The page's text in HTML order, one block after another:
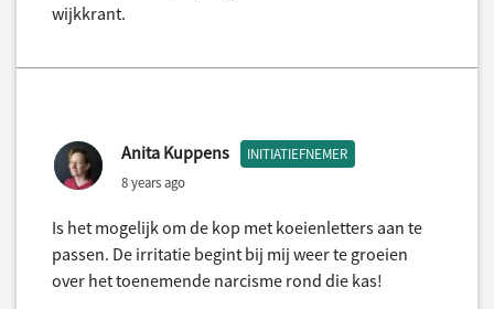
wijkkrant.
Anita Kuppens INITIATIEFNEMER
8 years ago
Is het mogelijk om de kop met koeienletters aan te
passen. De irritatie begint bij mij weer te groeien
over het toenemende narcisme rond die kas!